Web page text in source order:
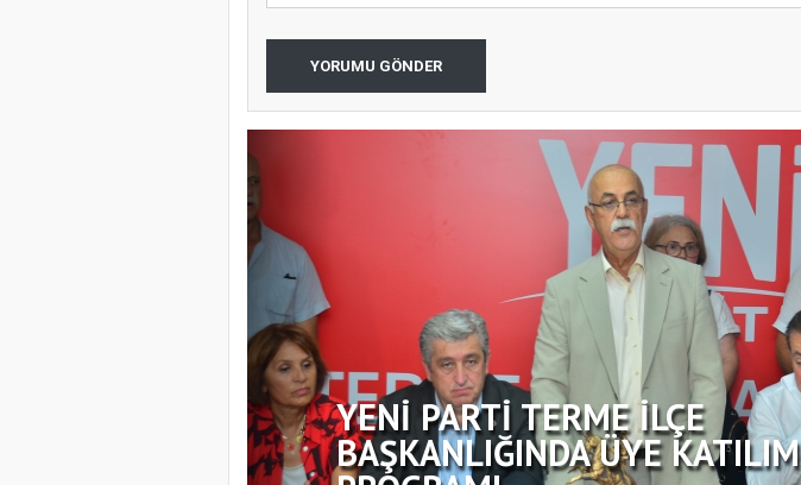
YORUMU GÖNDER
YENİ PARTİ TERME İLÇE
BAŞKANLIĞINDA ÜYE KATILIM